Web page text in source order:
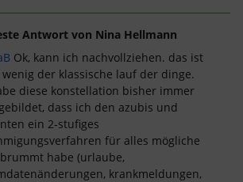
Antwort von Nina Hellmann
Ok, kann ich nachvollziehen. das ist
der klassische lauf der dinge.
diese konstellation bisher immer
dass ich den azubis und
ein 2-stufiges
für alles mögliche
habe (urlaube,
krankmeldungen,